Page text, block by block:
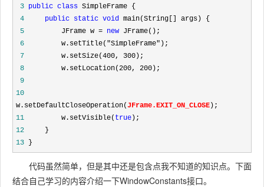
3 public class
4
public static void
5
         JFrame w =
new
6
         w.setTitle("SimpleFrame"
7
         w.setSize(400, 300
8
         w.setLocation(200, 200
9
10
w.setDefaultCloseOperation(JFrame.EXIT_ON_CLOSE
11
         w.setVisible(
true
12
13 }
代码虽然简单，但是其中还是包含点我不知道的知识点。下面
结合自己学习的内容介绍一下WindowConstants接口。